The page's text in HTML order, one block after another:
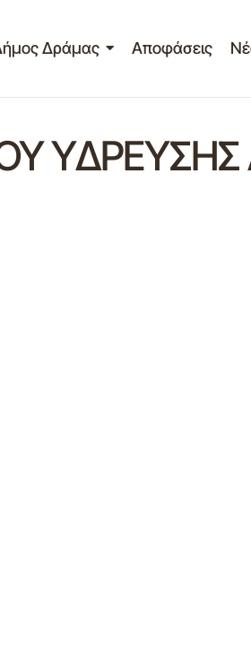
Δράμας Αποφάσεις
ΥΔΡΕΥΣΗΣ